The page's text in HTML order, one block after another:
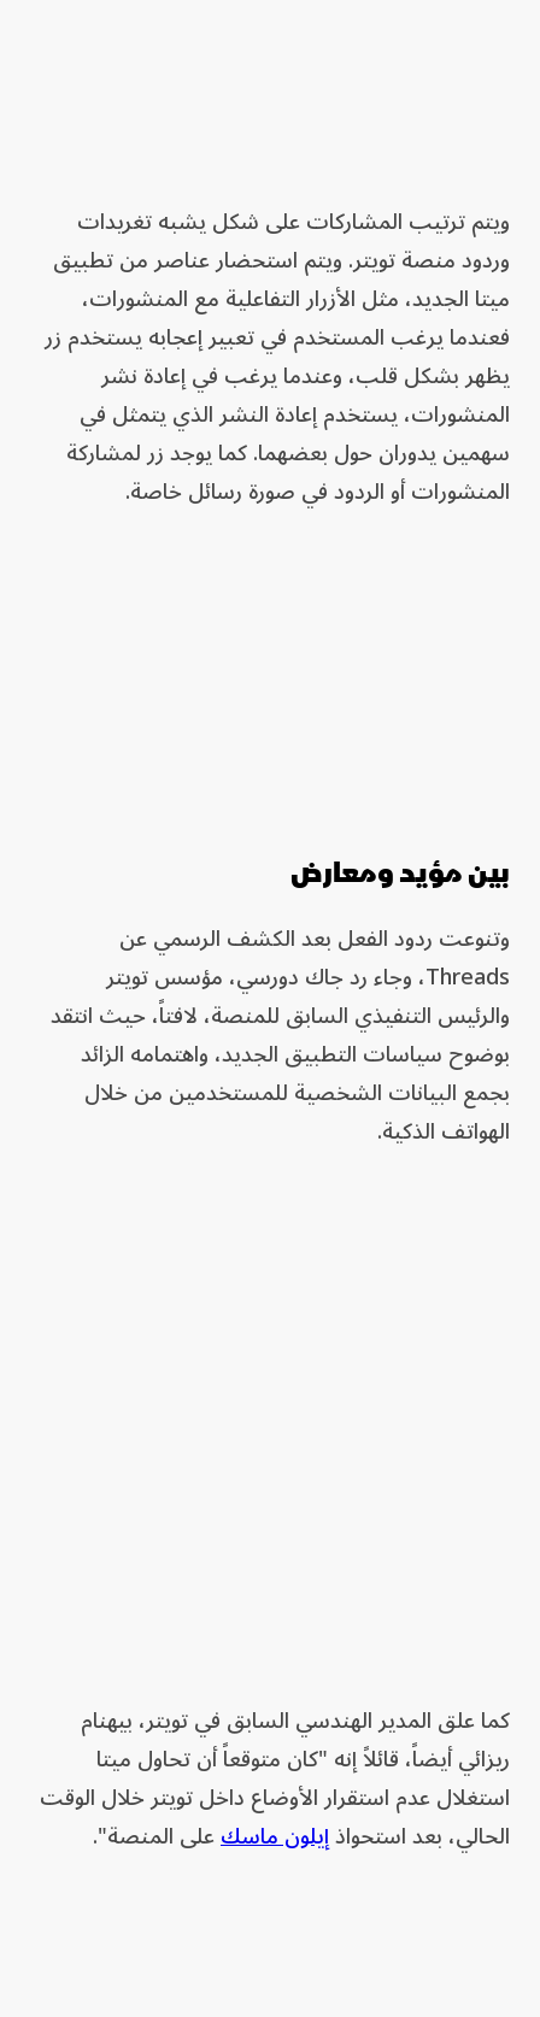
ويتم ترتيب المشاركات على شكل يشبه تغريدات
وردود منصة تويتر. ويتم استحضار عناصر من تطبيق
ميتا الجديد، مثل الأزرار التفاعلية مع المنشورات،
فعندما يرغب المستخدم في تعبير إعجابه يستخدم زر
يظهر بشكل قلب، وعندما يرغب في إعادة نشر
المنشورات، يستخدم إعادة النشر الذي يتمثل في
سهمين يدوران حول بعضهما. كما يوجد زر لمشاركة
المنشورات أو الردود في صورة رسائل خاصة.
بين مؤيد ومعارض
وتنوعت ردود الفعل بعد الكشف الرسمي عن
Threads، وجاء رد جاك دورسي، مؤسس تويتر
والرئيس التنفيذي السابق للمنصة، لافتاً، حيث انتقد
بوضوح سياسات التطبيق الجديد، واهتمامه الزائد
بجمع البيانات الشخصية للمستخدمين من خلال
الهواتف الذكية.
كما علق المدير الهندسي السابق في تويتر، بيهنام
ريزائي أيضاً، قائلاً إنه "كان متوقعاً أن تحاول ميتا
استغلال عدم استقرار الأوضاع داخل تويتر خلال الوقت
الحالي، بعد استحواذإيلون ماسكعلى المنصة".